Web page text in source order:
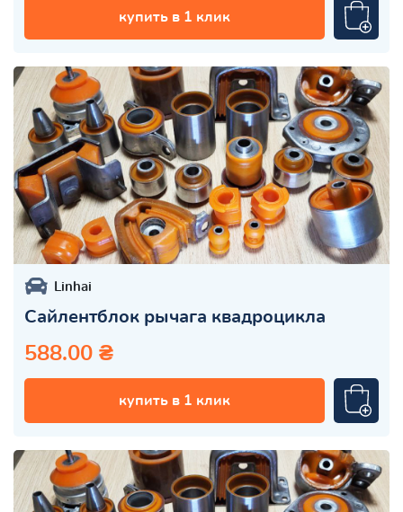
купить в 1 клик
Linhai
Сайлентблок рычага квадроцикла
588.00 ₴
купить в 1 клик